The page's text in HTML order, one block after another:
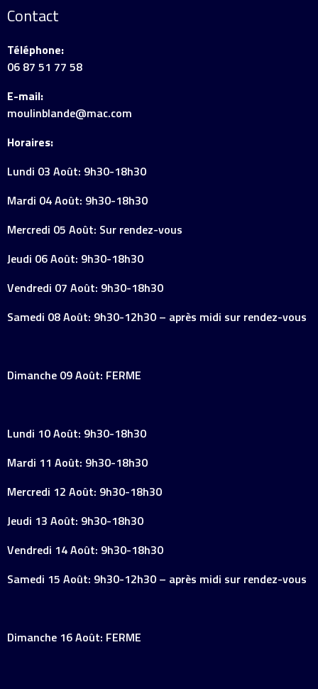
Contact
Téléphone:
06 87 51 77 58
E-mail:
moulinblande@mac.com
Horaires:
Lundi 03 Août: 9h30-18h30
Mardi 04 Août: 9h30-18h30
Mercredi 05 Août: Sur rendez-vous
Jeudi 06 Août: 9h30-18h30
Vendredi 07 Août: 9h30-18h30
Samedi 08 Août: 9h30-12h30 – après midi sur rendez-vous
Dimanche 09 Août: FERME
Lundi 10 Août: 9h30-18h30
Mardi 11 Août: 9h30-18h30
Mercredi 12 Août: 9h30-18h30
Jeudi 13 Août: 9h30-18h30
Vendredi 14 Août: 9h30-18h30
Samedi 15 Août: 9h30-12h30 – après midi sur rendez-vous
Dimanche 16 Août: FERME